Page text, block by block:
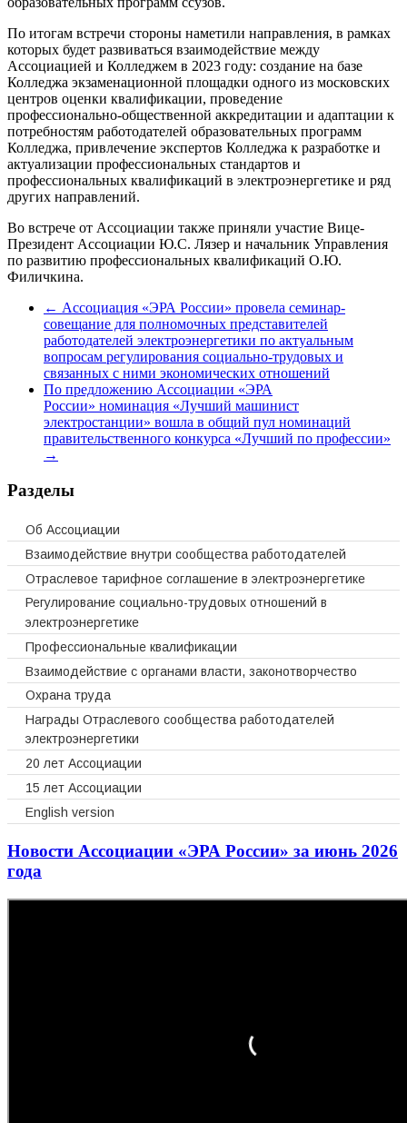
По итогам встречи стороны наметили направления, в рамках
которых будет развиваться взаимодействие между
Ассоциацией и Колледжем в 2023 году: создание на базе
Колледжа экзаменационной площадки одного из московских
центров оценки квалификации, проведение
профессионально-общественной аккредитации и адаптации к
потребностям работодателей образовательных программ
Колледжа, привлечение экспертов Колледжа к разработке и
актуализации профессиональных стандартов и
профессиональных квалификаций в электроэнергетике и ряд
других направлений.
Во встрече от Ассоциации также приняли участие Вице-
Президент Ассоциации Ю.С. Лязер и начальник Управления
по развитию профессиональных квалификаций О.Ю.
Филичкина.
← Ассоциация «ЭРА России» провела семинар-
совещание для полномочных представителей
работодателей электроэнергетики по актуальным
вопросам регулирования социально-трудовых и
связанных с ними экономических отношений
По предложению Ассоциации «ЭРА
России» номинация «Лучший машинист
электростанции» вошла в общий пул номинаций
правительственного конкурса «Лучший по профессии»
→
Разделы
Об Ассоциации
Взаимодействие внутри сообщества работодателей
Отраслевое тарифное соглашение в электроэнергетике
Регулирование социально-трудовых отношений в
электроэнергетике
Профессиональные квалификации
Взаимодействие с органами власти, законотворчество
Охрана труда
Награды Отраслевого сообщества работодателей
электроэнергетики
20 лет Ассоциации
15 лет Ассоциации
English version
Новости Ассоциации «ЭРА России» за июнь 2026
года